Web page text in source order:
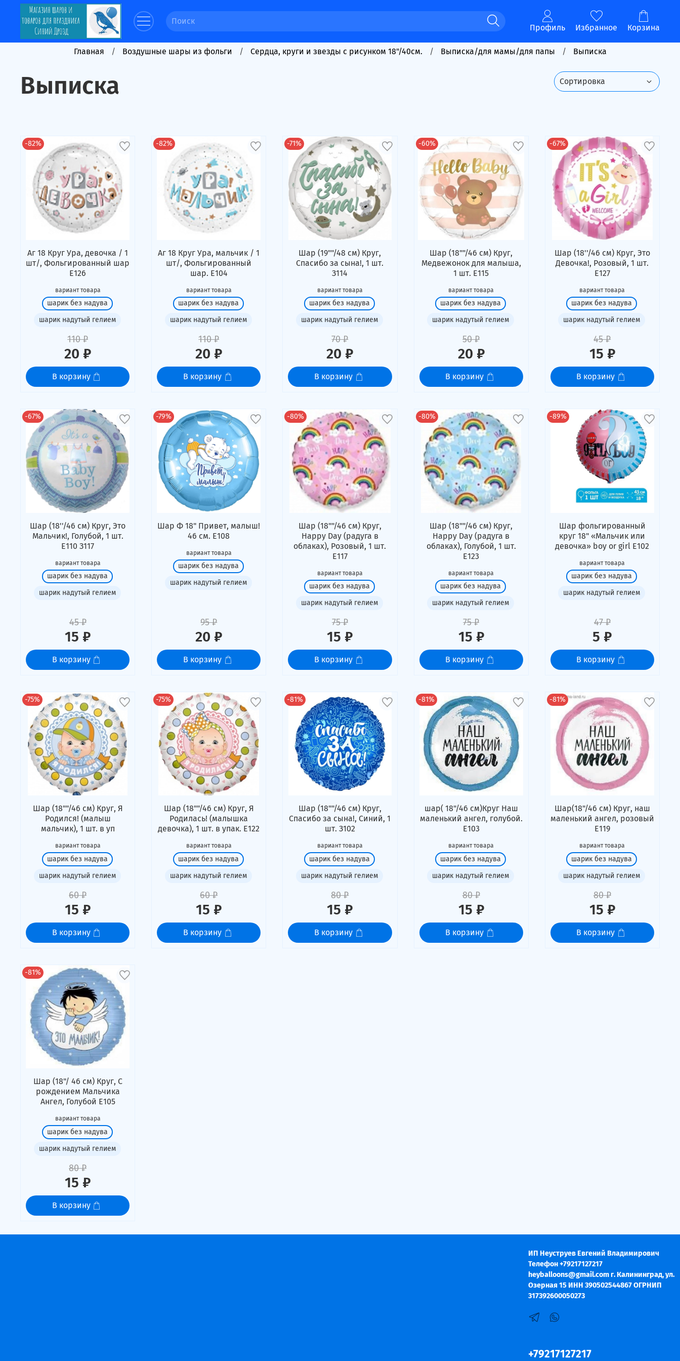
Профиль Избранное Корзина
Главная Воздушные шары из фольги Сердца, круги и звезды с рисунком 18"/40см. Выписка/для мамы/для папы Выписка
Выписка
-82%
Аг 18 Круг Ура, девочка / 1
шт/, Фольгированный шар
Е126
вариант товара
шарик без надува
шарик надутый гелием
110 ₽
20 ₽
В корзину
-82%
Аг 18 Круг Ура, мальчик / 1
шт/, Фольгированный
шар. Е104
вариант товара
шарик без надува
шарик надутый гелием
110 ₽
20 ₽
В корзину
-71%
Шар (19""/48 см) Круг,
Спасибо за сына!, 1 шт.
З114
вариант товара
шарик без надува
шарик надутый гелием
70 ₽
20 ₽
В корзину
-60%
Шар (18""/46 см) Круг,
Медвежонок для малыша,
1 шт. Е115
вариант товара
шарик без надува
шарик надутый гелием
50 ₽
20 ₽
В корзину
-67%
Шар (18''/46 см) Круг, Это
Девочка!, Розовый, 1 шт.
Е127
вариант товара
шарик без надува
шарик надутый гелием
45 ₽
15 ₽
В корзину
-67%
Шар (18''/46 см) Круг, Это
Мальчик!, Голубой, 1 шт.
Е110 З117
вариант товара
шарик без надува
шарик надутый гелием
45 ₽
15 ₽
В корзину
-79%
Шар Ф 18" Привет, малыш!
46 см. Е108
вариант товара
шарик без надува
шарик надутый гелием
95 ₽
20 ₽
В корзину
-80%
Шар (18""/46 см) Круг,
Happy Day (радуга в
облаках), Розовый, 1 шт.
Е117
вариант товара
шарик без надува
шарик надутый гелием
75 ₽
15 ₽
В корзину
-80%
Шар (18""/46 см) Круг,
Happy Day (радуга в
облаках), Голубой, 1 шт.
Е123
вариант товара
шарик без надува
шарик надутый гелием
75 ₽
15 ₽
В корзину
-89%
Шар фольгированный
круг 18" «Мальчик или
девочка» boy or girl Е102
вариант товара
шарик без надува
шарик надутый гелием
47 ₽
5 ₽
В корзину
-75%
Шар (18""/46 см) Круг, Я
Родился! (малыш
мальчик), 1 шт. в уп
вариант товара
шарик без надува
шарик надутый гелием
60 ₽
15 ₽
В корзину
-75%
Шар (18""/46 см) Круг, Я
Родилась! (малышка
девочка), 1 шт. в упак. Е122
вариант товара
шарик без надува
шарик надутый гелием
60 ₽
15 ₽
В корзину
-81%
Шар (18""/46 см) Круг,
Спасибо за сына!, Синий, 1
шт. З102
вариант товара
шарик без надува
шарик надутый гелием
80 ₽
15 ₽
В корзину
-81%
шар( 18"/46 см)Круг Наш
маленький ангел, голубой.
Е103
вариант товара
шарик без надува
шарик надутый гелием
80 ₽
15 ₽
В корзину
-81%
Шар(18"/46 см) Круг, наш
маленький ангел, розовый
Е119
вариант товара
шарик без надува
шарик надутый гелием
80 ₽
15 ₽
В корзину
-81%
Шар (18"/ 46 см) Круг, С
рождением Мальчика
Ангел, Голубой Е105
вариант товара
шарик без надува
шарик надутый гелием
80 ₽
15 ₽
В корзину
ИП Неуструев Евгений Владимирович
Телефон +79217127217
heyballoons@gmail.com г. Калининград, ул.
Озерная 15 ИНН 390502544867 ОГРНИП
317392600050273
+79217127217